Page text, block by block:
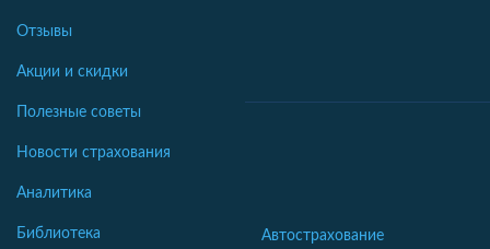
Отзывы
Акции и скидки
Полезные советы
Новости страхования
Аналитика
Библиотека Автострахование